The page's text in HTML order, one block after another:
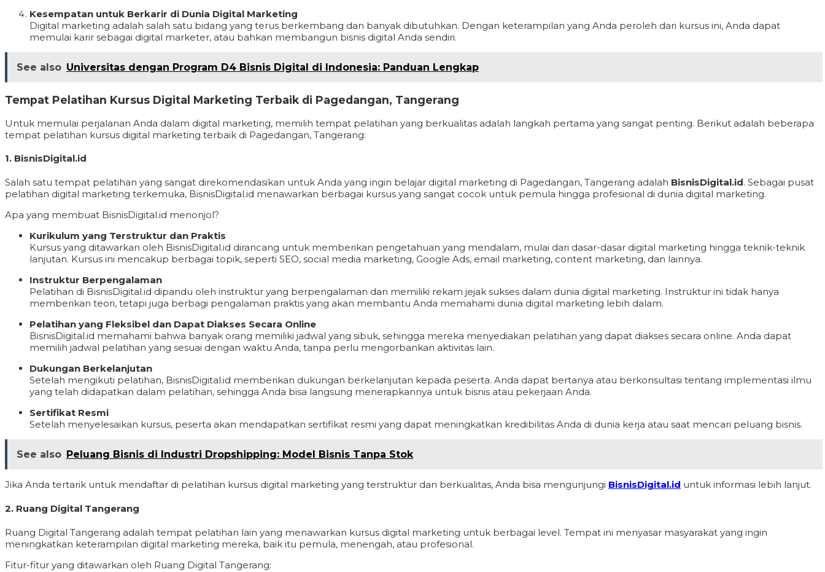
Kesempatan untuk Berkarir di Dunia Digital Marketing
Digital marketing adalah salah satu bidang yang terus berkembang dan banyak dibutuhkan. Dengan keterampilan yang Anda peroleh dari kursus ini, Anda dapat
memulai karir sebagai digital marketer, atau bahkan membangun bisnis digital Anda sendiri.
See also Universitas dengan Program D4 Bisnis Digital di Indonesia: Panduan Lengkap
Tempat Pelatihan Kursus Digital Marketing Terbaik di Pagedangan, Tangerang
Untuk memulai perjalanan Anda dalam digital marketing, memilih tempat pelatihan yang berkualitas adalah langkah pertama yang sangat penting. Berikut adalah beberapa
tempat pelatihan kursus digital marketing terbaik di Pagedangan, Tangerang:
1. BisnisDigital.id
Salah satu tempat pelatihan yang sangat direkomendasikan untuk Anda yang ingin belajar digital marketing di Pagedangan, Tangerang adalah BisnisDigital.id. Sebagai pusat
pelatihan digital marketing terkemuka, BisnisDigital.id menawarkan berbagai kursus yang sangat cocok untuk pemula hingga profesional di dunia digital marketing.
Apa yang membuat BisnisDigital.id menonjol?
Kurikulum yang Terstruktur dan Praktis
Kursus yang ditawarkan oleh BisnisDigital.id dirancang untuk memberikan pengetahuan yang mendalam, mulai dari dasar-dasar digital marketing hingga teknik-teknik
lanjutan. Kursus ini mencakup berbagai topik, seperti SEO, social media marketing, Google Ads, email marketing, content marketing, dan lainnya.
Instruktur Berpengalaman
Pelatihan di BisnisDigital.id dipandu oleh instruktur yang berpengalaman dan memiliki rekam jejak sukses dalam dunia digital marketing. Instruktur ini tidak hanya
memberikan teori, tetapi juga berbagi pengalaman praktis yang akan membantu Anda memahami dunia digital marketing lebih dalam.
Pelatihan yang Fleksibel dan Dapat Diakses Secara Online
BisnisDigital.id memahami bahwa banyak orang memiliki jadwal yang sibuk, sehingga mereka menyediakan pelatihan yang dapat diakses secara online. Anda dapat
memilih jadwal pelatihan yang sesuai dengan waktu Anda, tanpa perlu mengorbankan aktivitas lain.
Dukungan Berkelanjutan
Setelah mengikuti pelatihan, BisnisDigital.id memberikan dukungan berkelanjutan kepada peserta. Anda dapat bertanya atau berkonsultasi tentang implementasi ilmu
yang telah didapatkan dalam pelatihan, sehingga Anda bisa langsung menerapkannya untuk bisnis atau pekerjaan Anda.
Sertifikat Resmi
Setelah menyelesaikan kursus, peserta akan mendapatkan sertifikat resmi yang dapat meningkatkan kredibilitas Anda di dunia kerja atau saat mencari peluang bisnis.
See also Peluang Bisnis di Industri Dropshipping: Model Bisnis Tanpa Stok
Jika Anda tertarik untuk mendaftar di pelatihan kursus digital marketing yang terstruktur dan berkualitas, Anda bisa mengunjungi BisnisDigital.id untuk informasi lebih lanjut.
2. Ruang Digital Tangerang
Ruang Digital Tangerang adalah tempat pelatihan lain yang menawarkan kursus digital marketing untuk berbagai level. Tempat ini menyasar masyarakat yang ingin
meningkatkan keterampilan digital marketing mereka, baik itu pemula, menengah, atau profesional.
Fitur-fitur yang ditawarkan oleh Ruang Digital Tangerang: